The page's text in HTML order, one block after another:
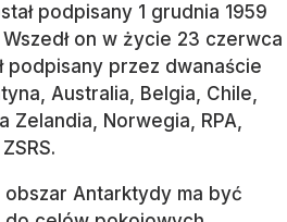
podpisany 1 grudnia 1959
on w życie 23 czerwca
podpisany przez dwanaście
Australia, Belgia, Chile,
Zelandia, Norwegia, RPA,
obszar Antarktydy ma być